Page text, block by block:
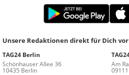
Unsere Redaktionen direkt für Dich
TAG24 Berlin
Schönhauser Allee 36
10435 Berlin
Am